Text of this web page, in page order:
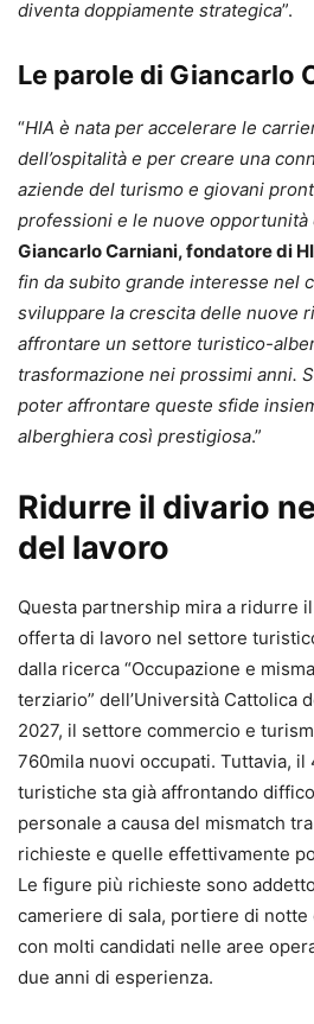
diventa doppiamente strategica”.
Le parole di Giancarlo
“HIA è nata per accelerare le
dell’ospitalità e per creare una
aziende del turismo e giovani
professioni e le nuove opportunità
Giancarlo Carniani, fondatore di
fin da subito grande interesse nel
sviluppare la crescita delle nuove
affrontare un settore turistico-
trasformazione nei prossimi anni.
poter affrontare queste sfide
alberghiera così prestigiosa.”
Ridurre il divario
del lavoro
Questa partnership mira a ridurre
offerta di lavoro nel settore
dalla ricerca “Occupazione e
terziario” dell’Università Cattolica
2027, il settore commercio e
760mila nuovi occupati. Tuttavia, il
turistiche sta già affrontando
personale a causa del mismatch
richieste e quelle effettivamente
Le figure più richieste sono
cameriere di sala, portiere di notte
con molti candidati nelle aree
due anni di esperienza.